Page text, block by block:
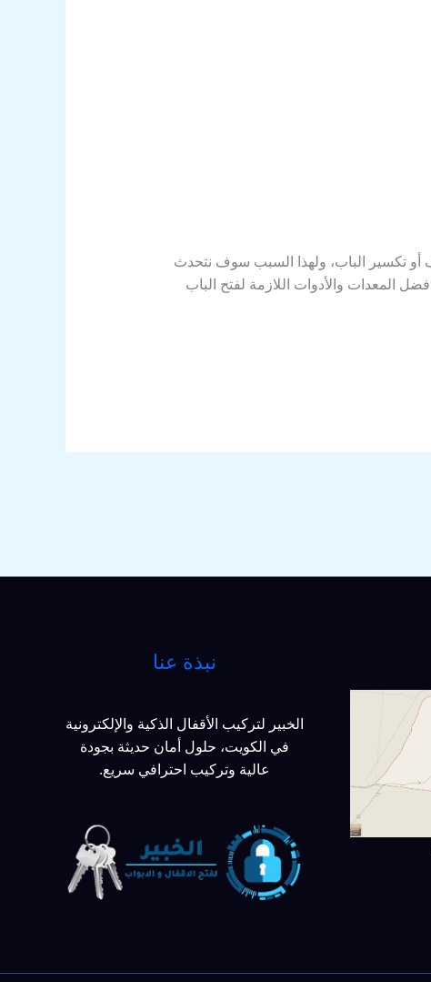
أو تكسير الباب، ولهذا السبب سوف نتحدث
المعدات والأدوات اللازمة لفتح الباب
نبذة عنا
الخبير لتركيب الأقفال الذكية والإلكترونية
في الكويت، حلول أمان حديثة بجودة
عالية وتركيب احترافي سريع.